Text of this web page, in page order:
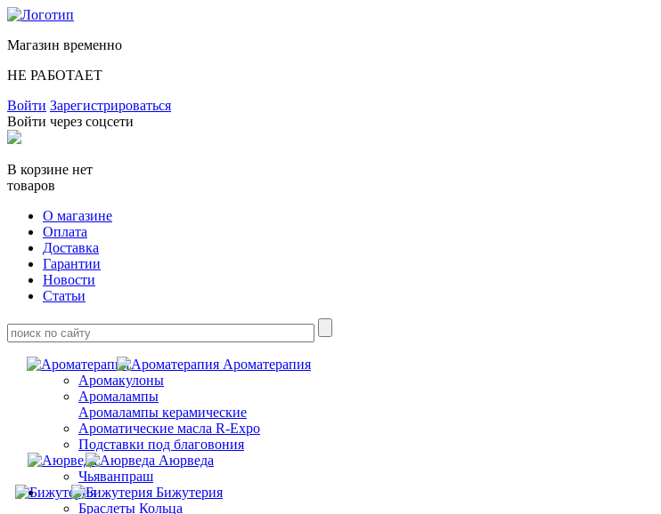
Магазин временно
НЕ РАБОТАЕТ
Войти Зарегистрироваться
Войти через соцсети
В корзине нет
товаров
О магазине
Оплата
Доставка
Гарантии
Новости
Статьи
Ароматерапия
Аромакулоны
Аромалампы
Aромалампы керамические
Ароматические масла R-Expo
Подставки под благовония
Аюрведа
Чьяванпраш
Бижутерия
Браслеты Кольца